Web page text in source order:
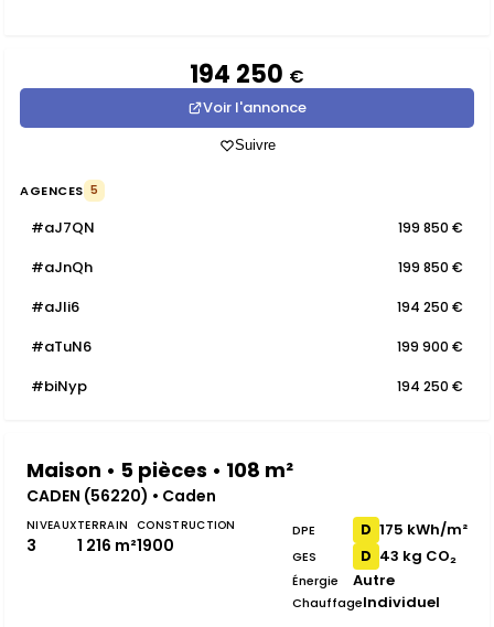
194 250 €
Voir l'annonce
Suivre
AGENCES 5
#aJ7QN 199 850 €
#aJnQh 199 850 €
#aJli6 194 250 €
#aTuN6 199 900 €
#biNyp 194 250 €
Maison • 5 pièces • 108 m²
CADEN (56220) • Caden
NIVEAUX
3
TERRAIN
1 216 m²
CONSTRUCTION
1900
DPE D 175 kWh/m²
GES D 43 kg CO₂
Énergie Autre
ChauffageIndividuel